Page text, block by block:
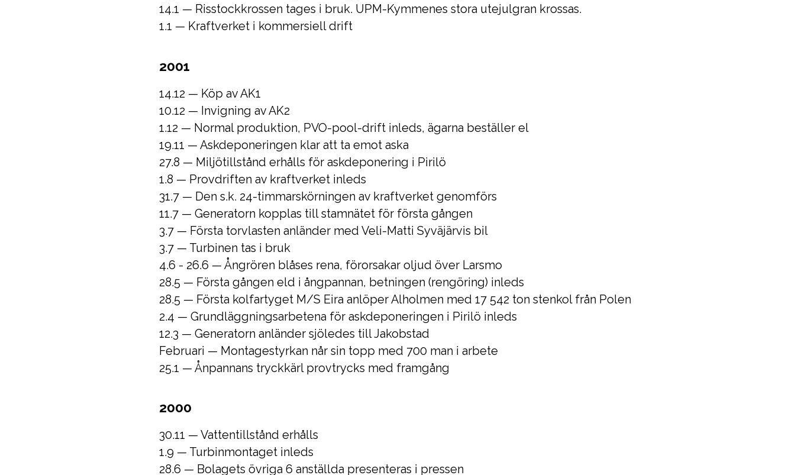
14.1 — Risstockkrossen tages i bruk. UPM-Kymmenes stora utejulgran krossas.
1.1 — Kraftverket i kommersiell drift
2001
14.12 — Köp av AK1
10.12 — Invigning av AK2
1.12 — Normal produktion, PVO-pool-drift inleds, ägarna beställer el
19.11 — Askdeponeringen klar att ta emot aska
27.8 — Miljötillstånd erhålls för askdeponering i Pirilö
1.8 — Provdriften av kraftverket inleds
31.7 — Den s.k. 24-timmarskörningen av kraftverket genomförs
11.7 — Generatorn kopplas till stamnätet för första gången
3.7 — Första torvlasten anländer med Veli-Matti Syväjärvis bil
3.7 — Turbinen tas i bruk
4.6 - 26.6 — Ångrören blåses rena, förorsakar oljud över Larsmo
28.5 — Första gången eld i ångpannan, betningen (rengöring) inleds
28.5 — Första kolfartyget M/S Eira anlöper Alholmen med 17 542 ton stenkol från Polen
2.4 — Grundläggningsarbetena för askdeponeringen i Pirilö inleds
12.3 — Generatorn anländer sjöledes till Jakobstad
Februari — Montagestyrkan når sin topp med 700 man i arbete
25.1 — Ånpannans tryckkärl provtrycks med framgång
2000
30.11 — Vattentillstånd erhålls
1.9 — Turbinmontaget inleds
28.6 — Bolagets övriga 6 anställda presenteras i pressen